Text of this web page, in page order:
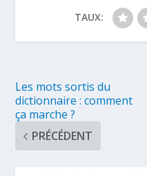
TAUX:
Les mots sortis du
dictionnaire : comment
ça marche ?
PRÉCÉDENT